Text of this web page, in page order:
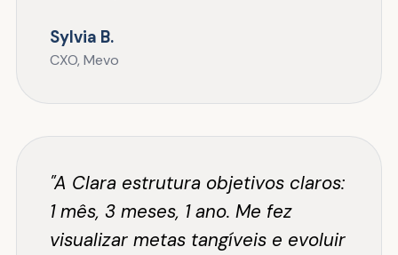
Sylvia B.
CXO, Mevo
"A Clara estrutura objetivos claros:
1 mês, 3 meses, 1 ano. Me fez
visualizar metas tangíveis e evoluir